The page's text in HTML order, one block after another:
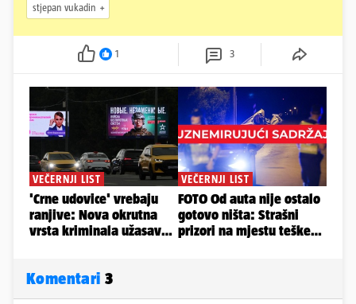
stjepan vukadin
1 3
Komentari 3